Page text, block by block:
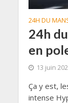
24H DU
24h
en
13 juin
Ça y est,
intense